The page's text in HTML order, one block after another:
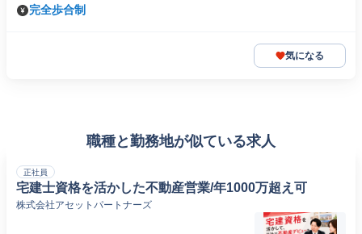
完全歩合制
気になる
職種と勤務地が似ている求人
正社員
宅建士資格を活かした不動産営業/年1000万超え可
株式会社アセットパートナーズ